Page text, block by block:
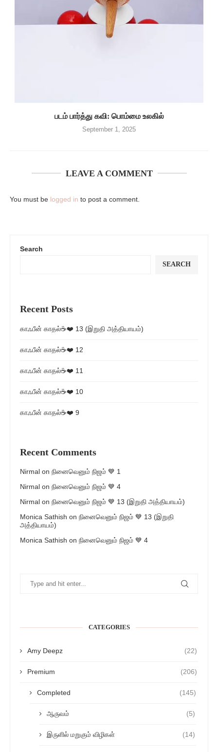
படம் பார்த்து கவி: பொம்மை உலகில்
September 1, 2025
LEAVE A COMMENT
You must be logged in to post a comment.
Search
SEARCH
Recent Posts
காஃபீன் காதல்☕❤️ 13 (இறுதி அத்தியாயம்)
காஃபீன் காதல்☕❤️ 12
காஃபீன் காதல்☕❤️ 11
காஃபீன் காதல்☕❤️ 10
காஃபீன் காதல்☕❤️ 9
Recent Comments
Nirmal on நினைவெனும் நிஜம் 💙 1
Nirmal on நினைவெனும் நிஜம் 💙 4
Nirmal on நினைவெனும் நிஜம் 💙 13 (இறுதி அத்தியாயம்)
Monica Sathish on நினைவெனும் நிஜம் 💙 13 (இறுதி
அத்தியாயம்)
Monica Sathish on நினைவெனும் நிஜம் 💙 4
CATEGORIES
Amy Deepz (22)
Premium (206)
Completed (145)
ஆருவம் (5)
இருளில் மறுகும் விழிகள் (14)